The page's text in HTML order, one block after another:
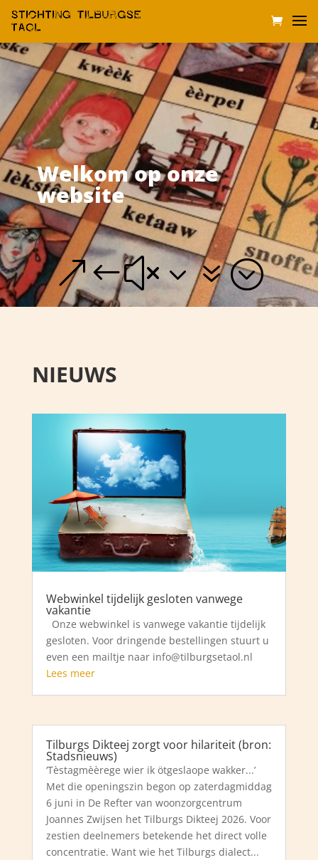
Welkom op onze
website
&#x37;
NIEUWS
Webwinkel tijdelijk gesloten vanwege
vakantie
Onze webwinkel is vanwege vakantie tijdelijk
gesloten. Voor dringende bestellingen stuurt u
even een mailtje naar info@tilburgsetaol.nl
Lees meer
Tilburgs Dikteej zorgt voor hilariteit (bron:
Stadsnieuws)
‘Tèstagmèèrege wier ik ötgeslaope wakker...’
Met die openingszin begon op zaterdagmiddag
6 juni in De Refter van woonzorgcentrum
Joannes Zwijsen het Tilburgs Dikteej 2026. Voor
zestien deelnemers betekende het direct volle
concentratie. Want wie het Tilburgs dialect...